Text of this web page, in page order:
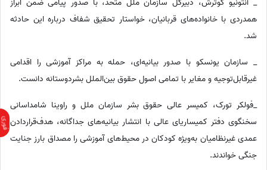
_ آنتونیو گوترش، دبیرکل سازمان ملل متحد، با صدور پیامی ضمن ابراز
همدردی با خانواده‌های قربانیان، خواستار تحقیق شفاف درباره این حادثه
شد.
_ سازمان یونسکو با صدور بیانیه‌ای، حمله به مراکز آموزشی را اقدامی
غیرقابل‌توجیه و مغایر با تمامی اصول حقوق بین‌الملل بشردوستانه دانست.
_فولکر تورک، کمیسر عالی حقوق بشر سازمان ملل و راوینا شامداسانی
سخنگوی دفتر کمیساریای عالی با انتشار بیانیه‌های جداگانه، هدف‌قراردادن
عمدی غیرنظامیان به‌ویژه کودکان در محیط‌های آموزشی را مصداق بارز جنایت
جنگی خواندند.